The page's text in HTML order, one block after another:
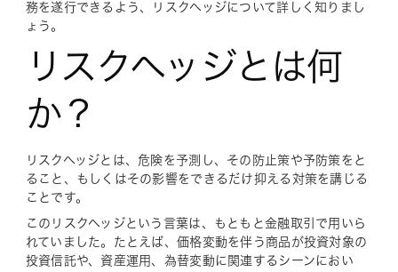
務を遂行できるよう、リスクヘッジについて詳しく知りまし
ょう。
リスクヘッジとは何
か？
リスクヘッジとは、危険を予測し、その防止策や予防策をと
ること、もしくはその影響をできるだけ抑える対策を講じる
ことです。
このリスクヘッジという言葉は、もともと金融取引で用いら
れていました。たとえば、価格変動を伴う商品が投資対象の
投資信託や、資産運用、為替変動に関連するシーンにおい